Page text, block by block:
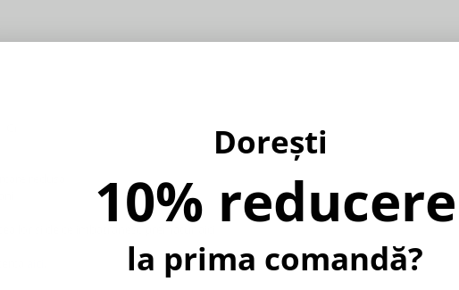
redusa
lor si de ce imbatranesc prematur aici
Dorești
10% reducere
la prima comandă?